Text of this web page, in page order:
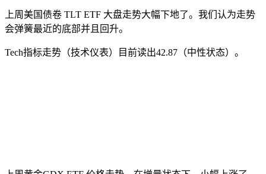
上周美国债卷 TLT ETF 大盘走势大幅下地了。我们认为走势
会弹簧最近的底部并且回升。
Tech指标走势（技术仪表）目前读出42.87（中性状态）。